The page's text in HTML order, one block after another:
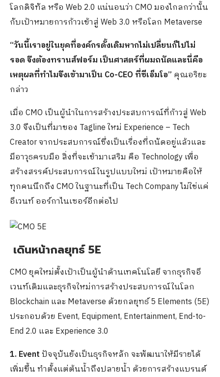
โลกดิจิทัล หรือ Web 2.0 แน่นอนว่า CMO มองไกลกว่านั้น
กับเป้าหมายการก้าวเข้าสู่ Web 3.0 หรือโลก Metaverse
“วันนี้เราอยู่ในยุคที่องค์กรดั้งเดิมหากไม่เปลี่ยนก็ไปไม่
รอด จึงต้องทรานส์ฟอร์ม เป็นศาสตร์ที่ผมถนัดและนี่คือ
เหตุผลที่ทำไมจึงเข้ามาเป็น Co-CEO ที่ซีเอ็มโอ” คุณอริยะ
กล่าว
เมื่อ CMO เป็นผู้นำในการสร้างประสบการณ์ที่ก้าวสู่ Web
3.0 จึงเป็นที่มาของ Tagline ใหม่ Experience – Tech
Creator จากประสบการณ์ซึ่งเป็นเรื่องที่ถนัดอยู่แล้วและ
มีอาวุธครบมือ สิ่งที่จะเข้ามาเสริม คือ Technology เพื่อ
สร้างสรรค์ประสบการณ์ในรูปแบบใหม่ เป้าหมายคือให้
ทุกคนนึกถึง CMO ในฐานะที่เป็น Tech Company ไม่ใช่แค่
อีเวนท์ ออร์กาไนเซอร์อีกต่อไป
เดินหน้ากลยุทธ์ 5E
CMO ยุคใหม่ตั้งเป้าเป็นผู้นำด้านเทคโนโลยี จากธุรกิจอี
เวนท์เดิมและธุรกิจใหม่การสร้างประสบการณ์ในโลก
Blockchain และ Metaverse ด้วยกลยุทธ์ 5 Elements (5E)
ประกอบด้วย Event, Equipment, Entertainment, End-to-
End 2.0 และ Experience 3.0
1. Eventปัจจุบันยังเป็นธุรกิจหลัก จะพัฒนาให้มีรายได้
เพิ่มขึ้น ทำตั้งแต่ต้นน้ำถึงปลายน้ำ ด้วยการสร้างแบรนด์